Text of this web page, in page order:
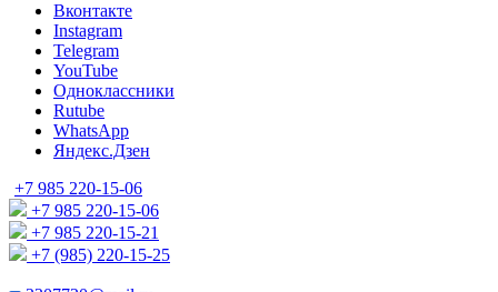
Вконтакте
Instagram
Telegram
YouTube
Одноклассники
Rutube
WhatsApp
Яндекс.Дзен
+7 985 220-15-06
+7 985 220-15-06
+7 985 220-15-21
+7 (985) 220-15-25